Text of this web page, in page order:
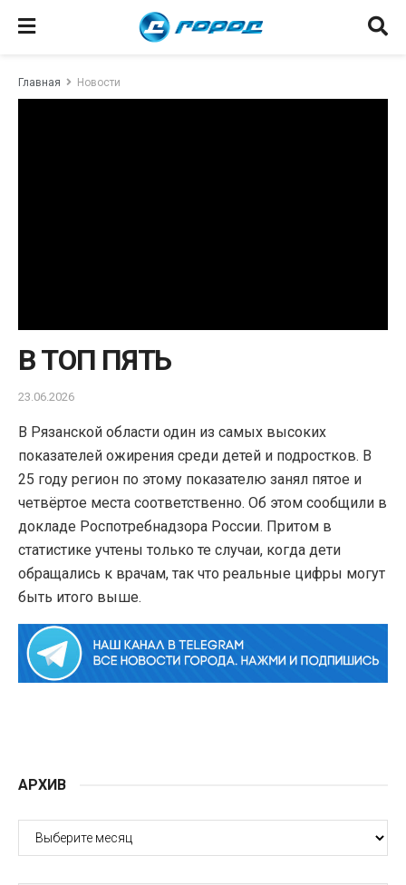
Главная Новости
В ТОП ПЯТЬ
23.06.2026
В Рязанской области один из самых высоких
показателей ожирения среди детей и подростков. В
25 году регион по этому показателю занял пятое и
четвёртое места соответственно. Об этом сообщили в
докладе Роспотребнадзора России. Притом в
статистике учтены только те случаи, когда дети
обращались к врачам, так что реальные цифры могут
быть итого выше.
АРХИВ
АРХИВ